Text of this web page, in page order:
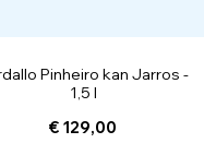
Pinheiro kan Jarros -
1,5 l
€ 129,00